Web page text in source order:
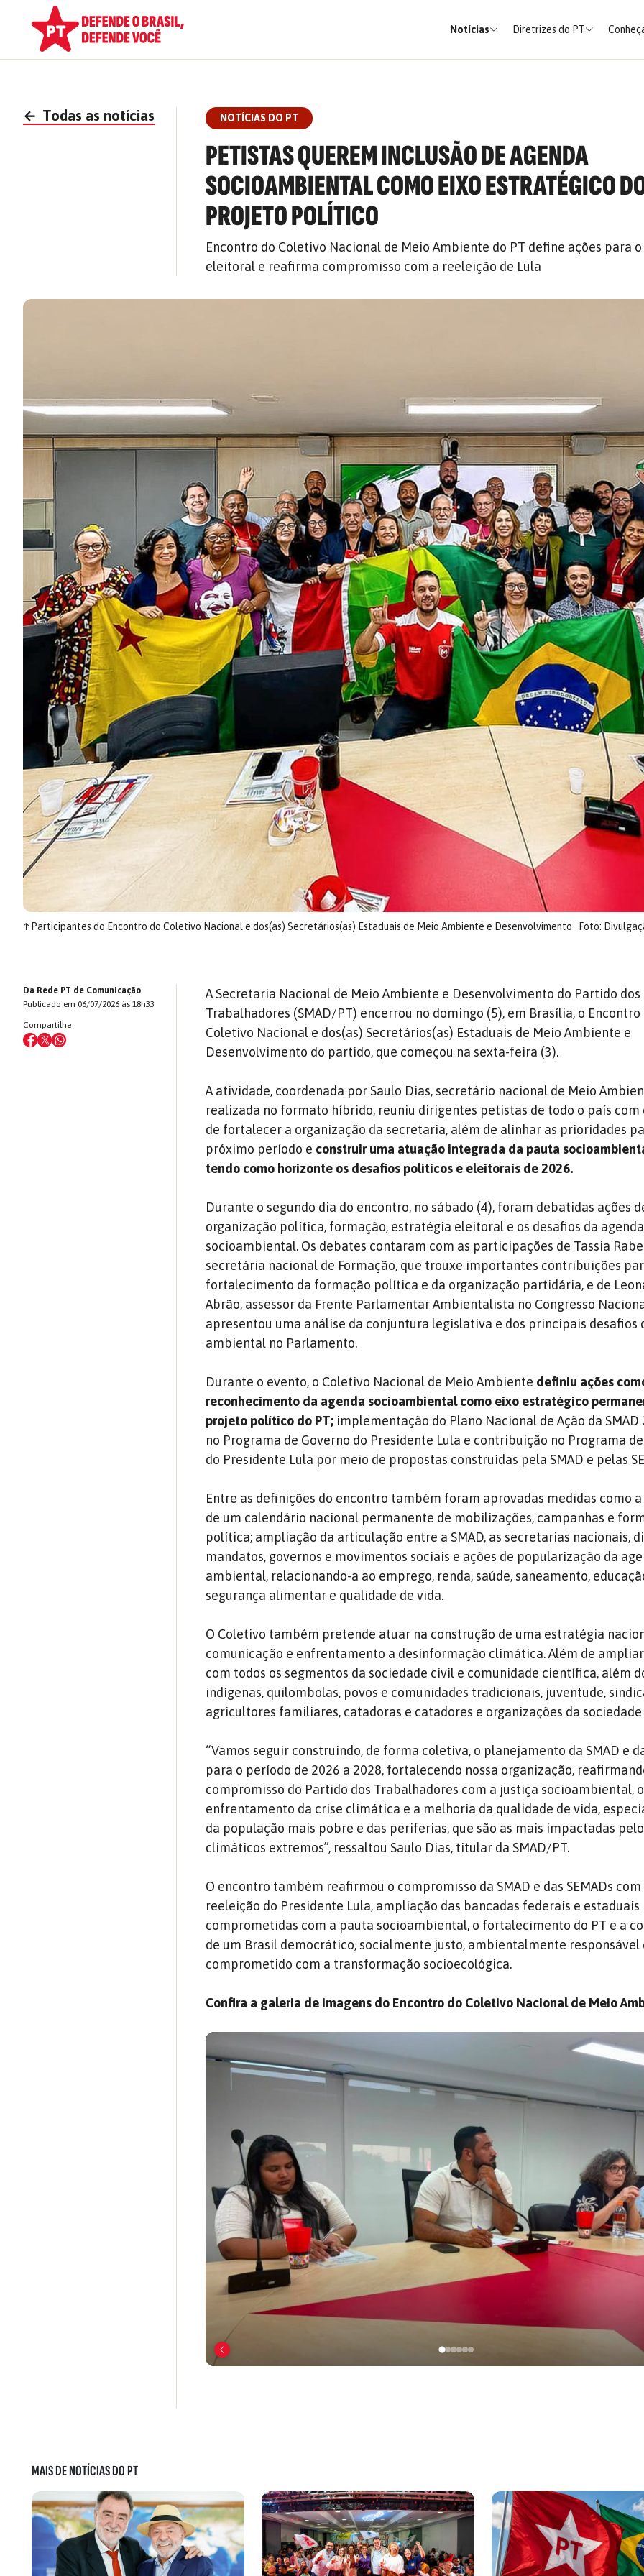
Notícias Diretrizes do PT
← Todas as notícias NOTÍCIAS DO PT
PETISTAS QUEREM INCLUSÃO DE AGENDA
SOCIOAMBIENTAL COMO EIXO ESTRATÉGICO
PROJETO POLÍTICO
Encontro do Coletivo Nacional de Meio Ambiente do PT define ações para
eleitoral e reafirma compromisso com a reeleição de Lula
↑Participantes do Encontro do Coletivo Nacional e dos(as) Secretários(as) Estaduais de Meio Ambiente e Desenvolvimento Foto:
Da Rede PT de Comunicação
Publicado em 06/07/2026 às 18h33
Compartilhe
A Secretaria Nacional de Meio Ambiente e Desenvolvimento do Partido dos
Trabalhadores (SMAD/PT) encerrou no domingo (5), em Brasília, o Encontro
Coletivo Nacional e dos(as) Secretários(as) Estaduais de Meio Ambiente e
Desenvolvimento do partido, que começou na sexta-feira (3).
A atividade, coordenada por Saulo Dias, secretário nacional de Meio
realizada no formato híbrido, reuniu dirigentes petistas de todo o país
de fortalecer a organização da secretaria, além de alinhar as prioridades
próximo período e construir uma atuação integrada da pauta
tendo como horizonte os desafios políticos e eleitorais de 2026.
Durante o segundo dia do encontro, no sábado (4), foram debatidas ações
organização política, formação, estratégia eleitoral e os desafios da agenda
socioambiental. Os debates contaram com as participações de Tassia
secretária nacional de Formação, que trouxe importantes contribuições
fortalecimento da formação política e da organização partidária, e de
Abrão, assessor da Frente Parlamentar Ambientalista no Congresso
apresentou uma análise da conjuntura legislativa e dos principais desafios
ambiental no Parlamento.
Durante o evento, o Coletivo Nacional de Meio Ambiente definiu ações
reconhecimento da agenda socioambiental como eixo estratégico
projeto político do PT; implementação do Plano Nacional de Ação da SMAD
no Programa de Governo do Presidente Lula e contribuição no Programa
do Presidente Lula por meio de propostas construídas pela SMAD e pelas
Entre as definições do encontro também foram aprovadas medidas como
de um calendário nacional permanente de mobilizações, campanhas e
política; ampliação da articulação entre a SMAD, as secretarias nacionais,
mandatos, governos e movimentos sociais e ações de popularização da
ambiental, relacionando-a ao emprego, renda, saúde, saneamento,
segurança alimentar e qualidade de vida.
O Coletivo também pretende atuar na construção de uma estratégia
comunicação e enfrentamento a desinformação climática. Além de
com todos os segmentos da sociedade civil e comunidade científica, além
indígenas, quilombolas, povos e comunidades tradicionais, juventude,
agricultores familiares, catadoras e catadores e organizações da
“Vamos seguir construindo, de forma coletiva, o planejamento da SMAD e
para o período de 2026 a 2028, fortalecendo nossa organização,
compromisso do Partido dos Trabalhadores com a justiça socioambiental, o
enfrentamento da crise climática e a melhoria da qualidade de vida,
da população mais pobre e das periferias, que são as mais impactadas
climáticos extremos”, ressaltou Saulo Dias, titular da SMAD/PT.
O encontro também reafirmou o compromisso da SMAD e das SEMADs com
reeleição do Presidente Lula, ampliação das bancadas federais e estaduais
comprometidas com a pauta socioambiental, o fortalecimento do PT e a
de um Brasil democrático, socialmente justo, ambientalmente responsável
comprometido com a transformação socioecológica.
Confira a galeria de imagens do Encontro do Coletivo Nacional de Meio
MAIS DE NOTÍCIAS DO PT